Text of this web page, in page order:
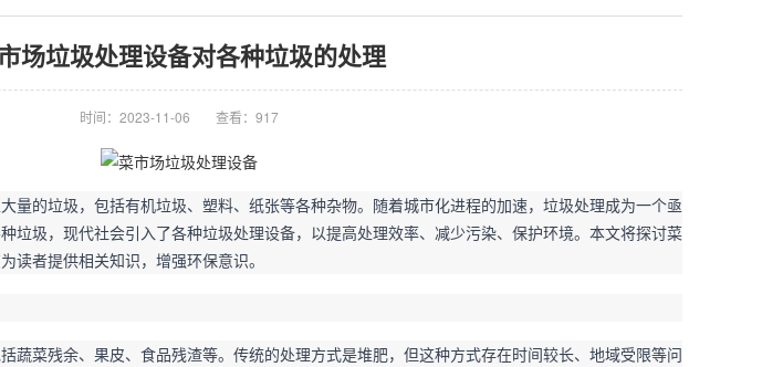
场垃圾处理设备对各种垃圾的处理
时间：2023-11-06 查看：917
量的垃圾，包括有机垃圾、塑料、纸张等各种杂物。随着城市化进程的加速，垃圾处理成为一个亟
垃圾，现代社会引入了各种垃圾处理设备，以提高处理效率、减少污染、保护环境。本文将探讨菜
读者提供相关知识，增强环保意识。
蔬菜残余、果皮、食品残渣等。传统的处理方式是堆肥，但这种方式存在时间较长、地域受限等问